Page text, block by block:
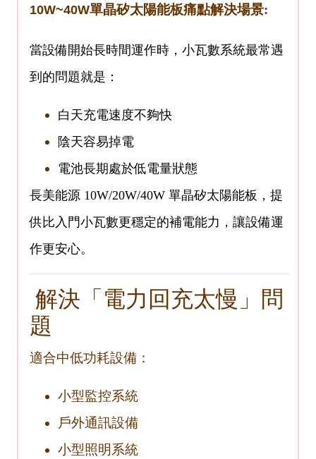
10W~40W單晶矽太陽能板痛點解決場景:
當設備開始長時間運作時，小瓦數系統最常遇
到的問題就是：
白天充電速度不夠快
陰天容易掉電
電池長期處於低電量狀態
長美能源 10W/20W/40W 單晶矽太陽能板，提
供比入門小瓦數更穩定的補電能力，讓設備運
作更安心。
解決「電力回充太慢」問
題
適合中低功耗設備：
小型監控系統
戶外通訊設備
小型照明系統